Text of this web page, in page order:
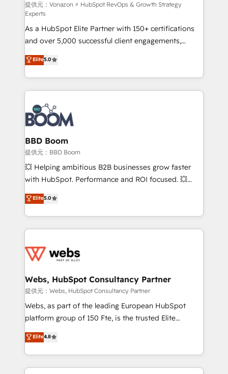
support client (data migration, synchronisation API,
audit et maintenance) ➤ La création de sites internet
de conversion qui transforment les visiteurs en
opportunités d'affaires ➤ La mise en place de
stratégies d'acquisition marketing (SEO, SEA,
inbound, automatisation marketing, ABM, IA,
emailing) Informations clés : - 10 ans d'expérience -
100+ intégrations CRM HubSpot réussies - 40
experts conseil - 150 certifications HubSpot
cumulées
提供元：Vonazon ⚡ HubSpot RevOps & Growth Strategy
Experts
As a HubSpot Elite Partner with 150+ certifications
and over 5,000 successful client engagements,
Vonazon turns marketing complexity into
measurable, scalable growth. From onboarding to
enterprise-grade campaigns, our in-house team
builds scalable strategies that drive long-term
revenue. ⚙️ HubSpot Integration & Optimization •
Seamless CRM, CMS, and automation setup •
Complex platform migrations and data cleanups •
Custom APIs and third-party integrations 📈 End-to-
End Revenue Acceleration • Lifecycle marketing and
pipeline growth programs • Sales enablement tools
and CRM optimization • Retention strategies with
Execution • 750+ onboardings and 2,000+
implementations • Deep expertise across marketing,
Elite5.0
BBD Boom
提供元：BBD Boom
💥 Helping ambitious B2B businesses grow faster
with HubSpot. Performance and ROI focused. 💥
BBD Boom is the HubSpot partner that can help you
to HubSpot Better. We work with your teams to
solve all your HubSpot challenges and improve user
adoption, sales process and marketing results.
the first time 🔧 Designing and optimising your
and build using HubSpot 🔌 Integrating HubSpot
with other systems 🎓 Training your teams to be
HubSpot pros 📊 Lead generation services using
HubSpot Why us? - SIX HubSpot Accreditations -
CRM, Solutions Architecture, Onboarding , Data
Migration, Custom Integration & Platform
Elite5.0
Webs, HubSpot Consultancy Partner
提供元：Webs, HubSpot Consultancy Partner
Webs, as part of the leading European HubSpot
platform group of 150 Fte, is the trusted Elite
HubSpot CRM Partner offering you a roadmap on
maximizing EBITDA and achieving Commercial
Excellence. With our targeted processes, we
strengthen your digital transformation and minimize
Elite4.8